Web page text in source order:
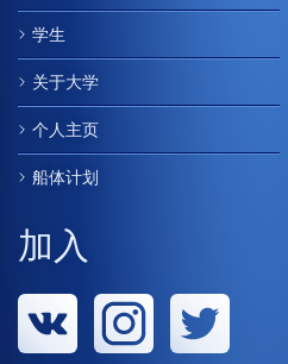
学生
关于大学
个人主页
船体计划
加入